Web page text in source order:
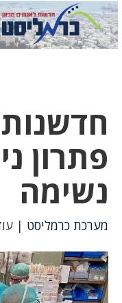
פתרון
נשימה
מערכת כרמליסט |